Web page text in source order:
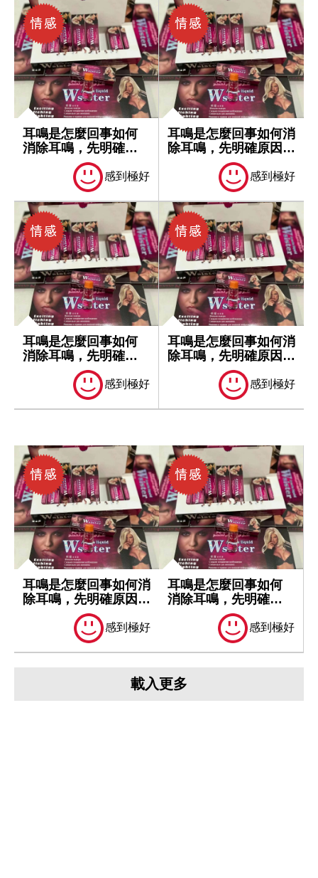
耳鳴是怎麼回事如何
消除耳鳴，先明確原
感到極好
耳鳴是怎麼回事如何消
除耳鳴，先明確原因再
感到極好
耳鳴是怎麼回事如何
消除耳鳴，先明確原
感到極好
耳鳴是怎麼回事如何消
除耳鳴，先明確原因再
感到極好
耳鳴是怎麼回事如何消
除耳鳴，先明確原因再
感到極好
耳鳴是怎麼回事如何
消除耳鳴，先明確原
感到極好
載入更多